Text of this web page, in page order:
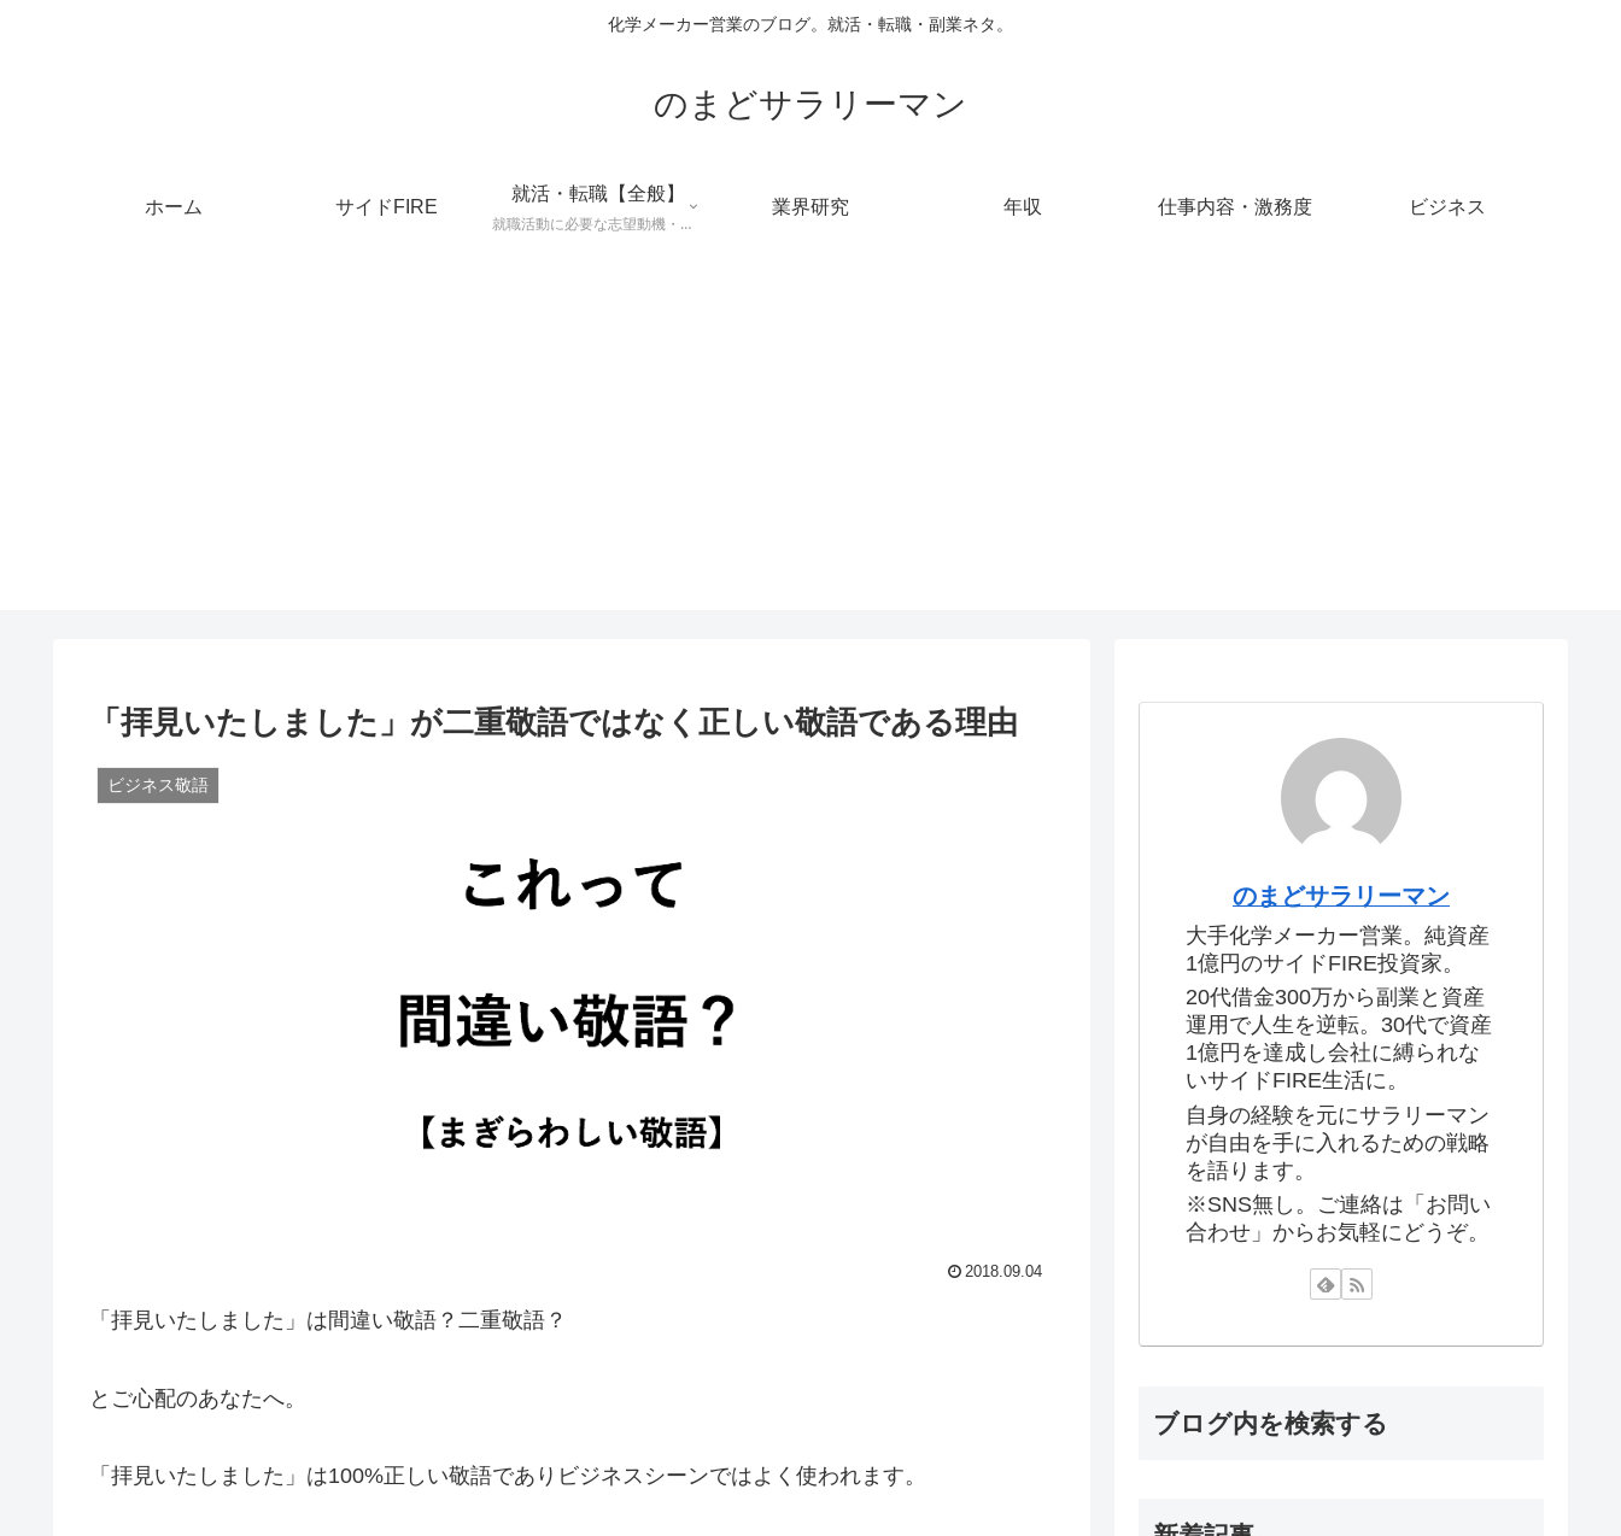
化学メーカー営業のブログ。就活・転職・副業ネタ。
のまどサラリーマン
ホーム サイドFIRE
就活・転職【全般】
就職活動に必要な志望動機・メールマナー・業界研究などに役立つ知識を公開するページ。
業界研究 年収 仕事内容・激務度 ビジネス
「拝見いたしました」が二重敬語ではなく正しい敬語である理由
ビジネス敬語
2018.09.04
「拝見いたしました」は間違い敬語？二重敬語？
とご心配のあなたへ。
「拝見いたしました」は100%正しい敬語でありビジネスシーンではよく使われます。
のまどサラリーマン
大手化学メーカー営業。純資産
1億円のサイドFIRE投資家。
20代借金300万から副業と資産
運用で人生を逆転。30代で資産
1億円を達成し会社に縛られな
いサイドFIRE生活に。
自身の経験を元にサラリーマン
が自由を手に入れるための戦略
を語ります。
※SNS無し。ご連絡は「お問い
合わせ」からお気軽にどうぞ。
ブログ内を検索する